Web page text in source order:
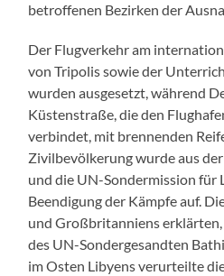
betroffenen Bezirken der
Der Flugverkehr am
von Tripolis sowie der
wurden ausgesetzt, während
Küstenstraße, die den
verbindet, mit brennenden
Zivilbevölkerung wurde aus
und die UN-Sondermission für
Beendigung der Kämpfe auf.
und Großbritanniens
des UN-Sondergesandten
im Osten Libyens verurteilte